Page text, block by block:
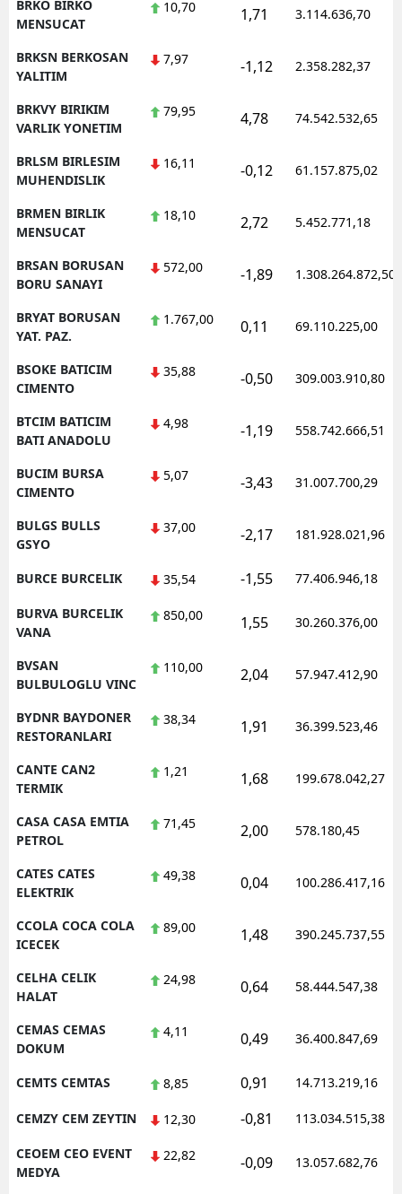
BRKO BIRKO
MENSUCAT
10,70 1,71 3.114.636,70
BRKSN BERKOSAN
YALITIM
7,97 -1,12 2.358.282,37
BRKVY BIRIKIM
VARLIK YONETIM
79,95 4,78 74.542.532,65
BRLSM BIRLESIM
MUHENDISLIK
16,11 -0,12 61.157.875,02
BRMEN BIRLIK
MENSUCAT
18,10 2,72 5.452.771,18
BRSAN BORUSAN
BORU SANAYI
572,00 -1,89 1.308.264.872,50
BRYAT BORUSAN
YAT. PAZ.
1.767,00 0,11 69.110.225,00
BSOKE BATICIM
CIMENTO
35,88 -0,50 309.003.910,80
BTCIM BATICIM
BATI ANADOLU
4,98 -1,19 558.742.666,51
BUCIM BURSA
CIMENTO
5,07 -3,43 31.007.700,29
BULGS BULLS
GSYO
37,00 -2,17 181.928.021,96
BURCE BURCELIK 35,54 -1,55 77.406.946,18
BURVA BURCELIK
VANA
850,00 1,55 30.260.376,00
BVSAN
BULBULOGLU VINC
110,00 2,04 57.947.412,90
BYDNR BAYDONER
RESTORANLARI
38,34 1,91 36.399.523,46
CANTE CAN2
TERMIK
1,21 1,68 199.678.042,27
CASA CASA EMTIA
PETROL
71,45 2,00 578.180,45
CATES CATES
ELEKTRIK
49,38 0,04 100.286.417,16
CCOLA COCA COLA
ICECEK
89,00 1,48 390.245.737,55
CELHA CELIK
HALAT
24,98 0,64 58.444.547,38
CEMAS CEMAS
DOKUM
4,11 0,49 36.400.847,69
CEMTS CEMTAS 8,85 0,91 14.713.219,16
CEMZY CEM ZEYTIN 12,30 -0,81 113.034.515,38
CEOEM CEO EVENT
MEDYA
22,82 -0,09 13.057.682,76